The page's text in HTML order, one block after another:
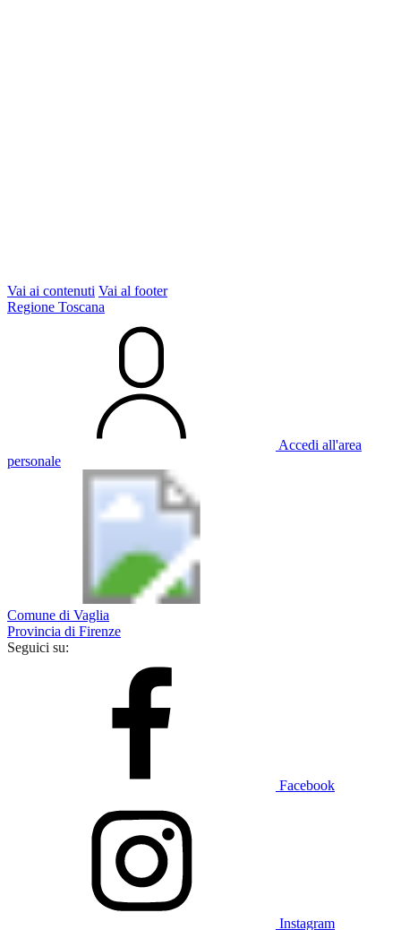
Vai ai contenuti Vai al footer
Regione Toscana
Accedi all'area
personale
Comune di Vaglia
Provincia di Firenze
Seguici su:
Facebook
Instagram